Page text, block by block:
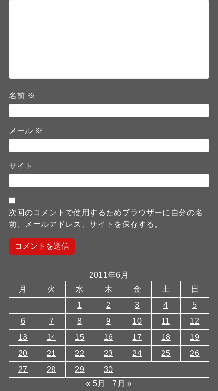
名前 ※
メール ※
サイト
次回のコメントで使用するためブラウザーに自分の名
前、メールアドレス、サイトを保存する。
2011年6月
月
火 水 木 金 土
日
1
2 3 4
5
6
7 8 9 10 11
12
13
14 15 16 17 18
19
20
21 22 23 24 25
26
27
28 29
30
« 5月
7月 »